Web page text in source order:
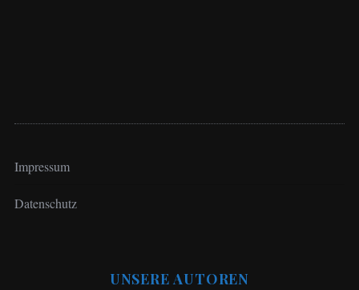
Impressum
Datenschutz
UNSERE AUTOREN